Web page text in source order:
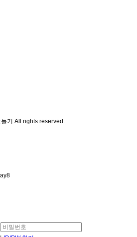
기 All rights reserved.